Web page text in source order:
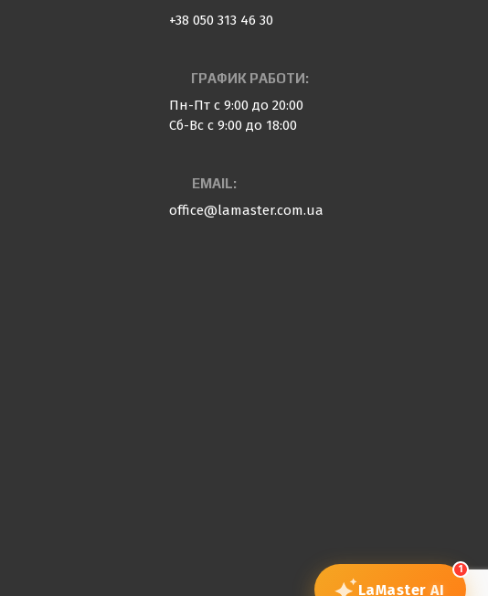
+38 050 313 46 30
ГРАФИК РАБОТИ:
Пн-Пт с 9:00 до 20:00
Сб-Вс с 9:00 до 18:00
EMAIL:
office@lamaster.com.ua
1
LaMaster AI